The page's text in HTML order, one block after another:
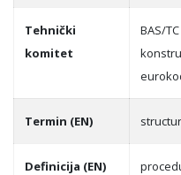
Tehnički
komitet
BAS/
Termin (EN)
Definicija (EN)